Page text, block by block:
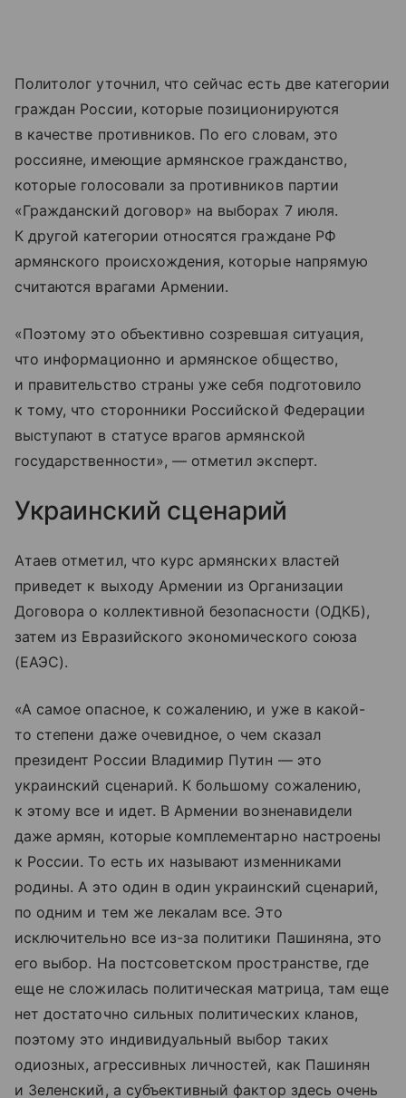
Политолог уточнил, что сейчас есть две категории
граждан России, которые позиционируются
в качестве противников. По его словам, это
россияне, имеющие армянское гражданство,
которые голосовали за противников партии
«Гражданский договор» на выборах 7 июля.
К другой категории относятся граждане РФ
армянского происхождения, которые напрямую
считаются врагами Армении.
«Поэтому это объективно созревшая ситуация,
что информационно и армянское общество,
и правительство страны уже себя подготовило
к тому, что сторонники Российской Федерации
выступают в статусе врагов армянской
государственности», — отметил эксперт.
Украинский сценарий
Атаев отметил, что курс армянских властей
приведет к выходу Армении из Организации
Договора о коллективной безопасности (ОДКБ),
затем из Евразийского экономического союза
(ЕАЭС).
«А самое опасное, к сожалению, и уже в какой-
то степени даже очевидное, о чем сказал
президент России Владимир Путин — это
украинский сценарий. К большому сожалению,
к этому все и идет. В Армении возненавидели
даже армян, которые комплементарно настроены
к России. То есть их называют изменниками
родины. А это один в один украинский сценарий,
по одним и тем же лекалам все. Это
исключительно все из-за политики Пашиняна, это
его выбор. На постсоветском пространстве, где
еще не сложилась политическая матрица, там еще
нет достаточно сильных политических кланов,
поэтому это индивидуальный выбор таких
одиозных, агрессивных личностей, как Пашинян
и Зеленский, а субъективный фактор здесь очень